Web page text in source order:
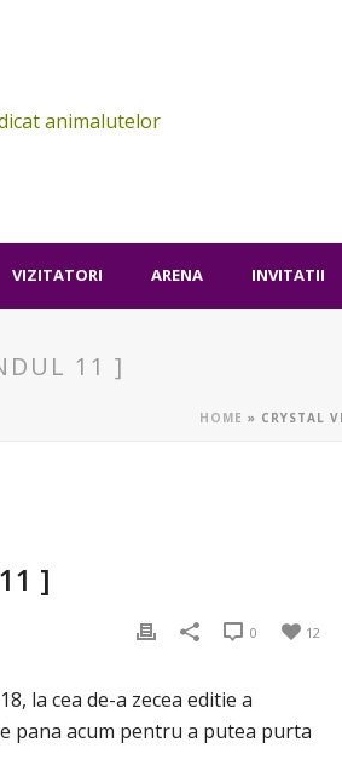
VIZITATORI ARENA INVITATII
11 ]
HOME » CRYSTAL
]
12
0
la cea de-a zecea editie a
pana acum pentru a putea purta